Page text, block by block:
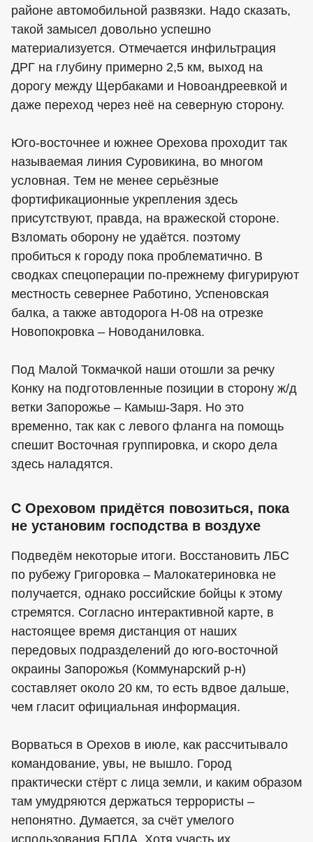
районе автомобильной развязки. Надо сказать,
такой замысел довольно успешно
материализуется. Отмечается инфильтрация
ДРГ на глубину примерно 2,5 км, выход на
дорогу между Щербаками и Новоандреевкой и
даже переход через неё на северную сторону.
Юго-восточнее и южнее Орехова проходит так
называемая линия Суровикина, во многом
условная. Тем не менее серьёзные
фортификационные укрепления здесь
присутствуют, правда, на вражеской стороне.
Взломать оборону не удаётся. поэтому
пробиться к городу пока проблематично. В
сводках спецоперации по-прежнему фигурируют
местность севернее Работино, Успеновская
балка, а также автодорога Н-08 на отрезке
Новопокровка – Новоданиловка.
Под Малой Токмачкой наши отошли за речку
Конку на подготовленные позиции в сторону ж/д
ветки Запорожье – Камыш-Заря. Но это
временно, так как с левого фланга на помощь
спешит Восточная группировка, и скоро дела
здесь наладятся.
С Ореховом придётся повозиться, пока
не установим господства в воздухе
Подведём некоторые итоги. Восстановить ЛБС
по рубежу Григоровка – Малокатериновка не
получается, однако российские бойцы к этому
стремятся. Согласно интерактивной карте, в
настоящее время дистанция от наших
передовых подразделений до юго-восточной
окраины Запорожья (Коммунарский р-н)
составляет около 20 км, то есть вдвое дальше,
чем гласит официальная информация.
Ворваться в Орехов в июле, как рассчитывало
командование, увы, не вышло. Город
практически стёрт с лица земли, и каким образом
там умудряются держаться террористы –
непонятно. Думается, за счёт умелого